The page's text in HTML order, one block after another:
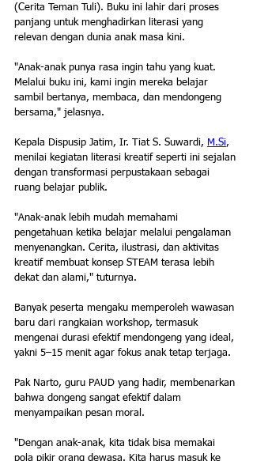
(Cerita Teman Tuli). Buku ini lahir dari proses
panjang untuk menghadirkan literasi yang
relevan dengan dunia anak masa kini.
"Anak-anak punya rasa ingin tahu yang kuat.
Melalui buku ini, kami ingin mereka belajar
sambil bertanya, membaca, dan mendongeng
bersama," jelasnya.
Kepala Dispusip Jatim, Ir. Tiat S. Suwardi, M.Si,
menilai kegiatan literasi kreatif seperti ini sejalan
dengan transformasi perpustakaan sebagai
ruang belajar publik.
"Anak-anak lebih mudah memahami
pengetahuan ketika belajar melalui pengalaman
menyenangkan. Cerita, ilustrasi, dan aktivitas
kreatif membuat konsep STEAM terasa lebih
dekat dan alami," tuturnya.
Banyak peserta mengaku memperoleh wawasan
baru dari rangkaian workshop, termasuk
mengenai durasi efektif mendongeng yang ideal,
yakni 5–15 menit agar fokus anak tetap terjaga.
Pak Narto, guru PAUD yang hadir, membenarkan
bahwa dongeng sangat efektif dalam
menyampaikan pesan moral.
"Dengan anak-anak, kita tidak bisa memakai
pola pikir orang dewasa. Kita harus masuk ke